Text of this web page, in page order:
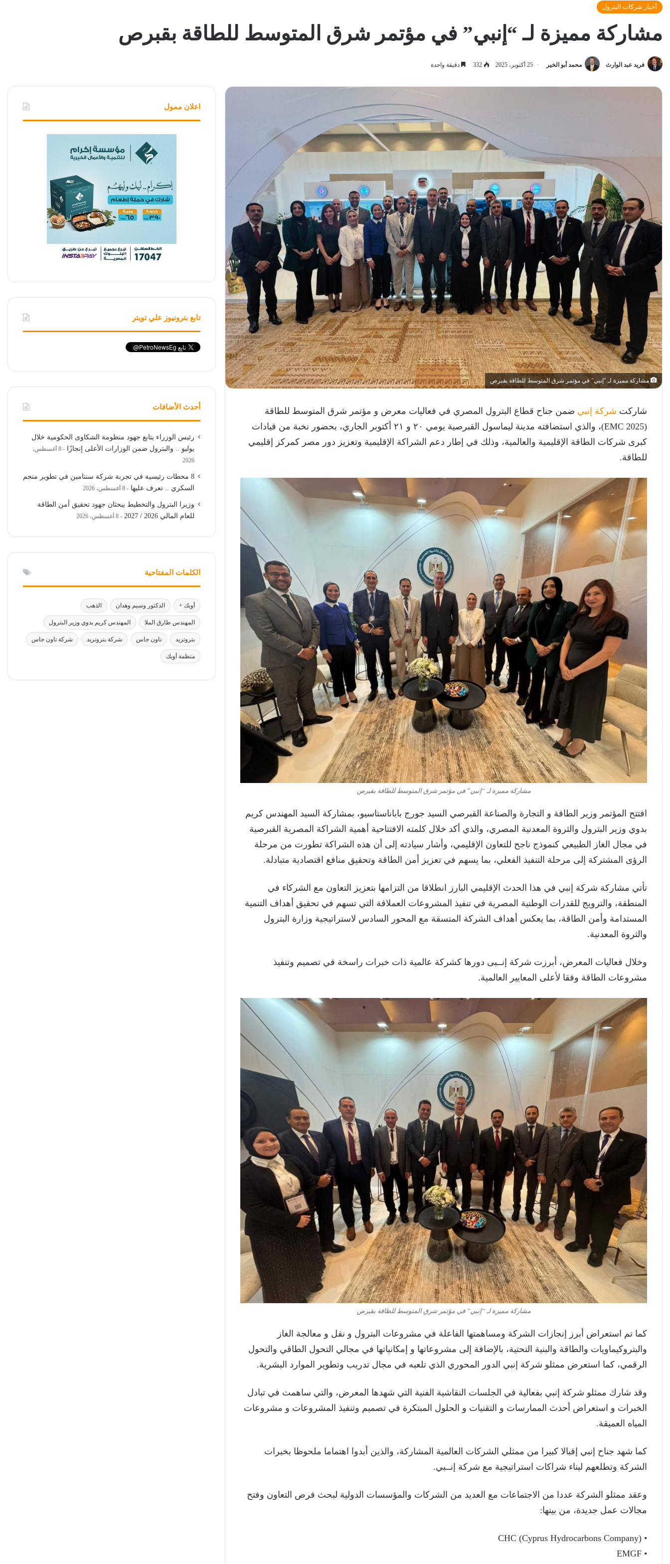
أخبار شركات البترول
مشاركة مميزة لـ “إنبي” في مؤتمر شرق المتوسط للطاقة بقبرص
فريد عبد الوارث محمد أبو الخير 25 أكتوبر، 2025 332 دقيقة واحدة
مشاركة مميزة لـ "إنبي" في مؤتمر شرق المتوسط للطاقة بقبرص
شاركت شركة إنبي ضمن جناح قطاع البترول المصري في فعاليات معرض و مؤتمر شرق المتوسط للطاقة
(EMC 2025)، والذي استضافته مدينة ليماسول القبرصية يومي ٢٠ و ٢١ أكتوبر الجاري، بحضور نخبة من قيادات
كبرى شركات الطاقة الإقليمية والعالمية، وذلك في إطار دعم الشراكة الإقليمية وتعزيز دور مصر كمركز إقليمي
للطاقة.
مشاركة مميزة لـ “إنبي” في مؤتمر شرق المتوسط للطاقة بقبرص
افتتح المؤتمر وزير الطاقة و التجارة والصناعة القبرصي السيد جورج باباناستاسيو، بمشاركة السيد المهندس كريم
بدوي وزير البترول والثروة المعدنية المصري، والذي أكد خلال كلمته الافتتاحية أهمية الشراكة المصرية القبرصية
في مجال الغاز الطبيعي كنموذج ناجح للتعاون الإقليمي، وأشار سيادته إلى أن هذه الشراكة تطورت من مرحلة
الرؤى المشتركة إلى مرحلة التنفيذ الفعلي، بما يسهم في تعزيز أمن الطاقة وتحقيق منافع اقتصادية متبادلة.
تأتي مشاركة شركة إنبي في هذا الحدث الإقليمي البارز انطلاقا من التزامها بتعزيز التعاون مع الشركاء في
المنطقة، والترويج للقدرات الوطنية المصرية في تنفيذ المشروعات العملاقة التي تسهم في تحقيق أهداف التنمية
المستدامة وأمن الطاقة، بما يعكس أهداف الشركة المتسقة مع المحور السادس لاستراتيجية وزارة البترول
والثروة المعدنية.
وخلال فعاليات المعرض، أبرزت شركة إنــبى دورها كشركة عالمية ذات خبرات راسخة في تصميم وتنفيذ
مشروعات الطاقة وفقا لأعلى المعايير العالمية.
مشاركة مميزة لـ “إنبي” في مؤتمر شرق المتوسط للطاقة بقبرص
كما تم استعراض أبرز إنجازات الشركة ومساهمتها الفاعلة في مشروعات البترول و نقل و معالجة الغاز
والبتروكيماويات والطاقة والبنية التحتية، بالإضافة إلى مشروعاتها و إمكانياتها في مجالي التحول الطاقي والتحول
الرقمي، كما استعرض ممثلو شركة إنبي الدور المحوري الذي تلعبه في مجال تدريب وتطوير الموارد البشرية.
وقد شارك ممثلو شركة إنبي بفعالية في الجلسات النقاشية الفنية التي شهدها المعرض، والتي ساهمت في تبادل
الخبرات و استعراض أحدث الممارسات و التقنيات و الحلول المبتكرة في تصميم وتنفيذ المشروعات و مشروعات
المياه العميقة.
كما شهد جناح إنبي إقبالا كبيرا من ممثلي الشركات العالمية المشاركة، والذين أبدوا اهتماما ملحوظا بخبرات
الشركة وتطلعهم لبناء شراكات استراتيجية مع شركة إنــبي.
وعقد ممثلو الشركة عددا من الاجتماعات مع العديد من الشركات والمؤسسات الدولية لبحث فرص التعاون وفتح
مجالات عمل جديدة، من بينها:
‏• CHC (Cyprus Hydrocarbons Company)
‏• EMGF
اعلان ممول
تابع بترونيوز علي تويتر
أحدث الأضافات
رئيس الوزراء يتابع جهود منظومة الشكاوى الحكومية خلال
يوليو .. والبترول ضمن الوزارات الأعلى إنجازًا
8 أغسطس،
2026
8 محطات رئيسية في تجربة شركة سنتامين في تطوير منجم
السكري .. تعرف عليها
8 أغسطس، 2026
وزيرا البترول والتخطيط يبحثان جهود تحقيق أمن الطاقة
للعام المالي 2026 / 2027
8 أغسطس، 2026
الكلمات المفتاحية
أوبك + الدكتور وسيم وهدان الذهب
المهندس طارق الملا المهندس كريم بدوي وزير البترول
بتروتريد تاون جاس شركة بتروتريد شركة تاون جاس
منظمة أوبك